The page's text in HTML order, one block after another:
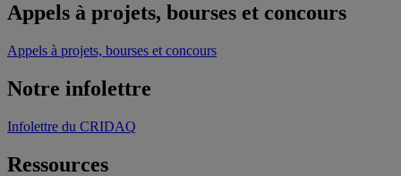
Appels à projets, bourses et concours
Appels à projets, bourses et concours
Notre infolettre
Infolettre du CRIDAQ
Ressources